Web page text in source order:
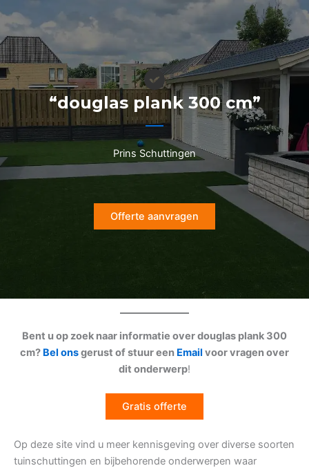
naar
de
inhoud
“douglas plank 300 cm”
Prins Schuttingen
Offerte aanvragen
Bent u op zoek naar informatie over douglas plank 300
cm? Bel onsgerust of stuur een Email voor vragen over
dit onderwerp!
Gratis offerte
Op deze site vind u meer kennisgeving over diverse soorten
tuinschuttingen en bijbehorende onderwerpen waar